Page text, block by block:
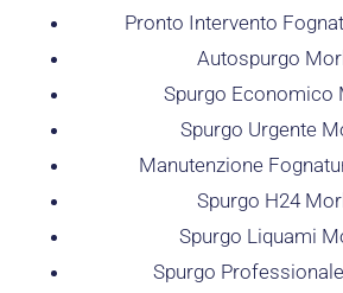
Pronto Intervento
Autospurgo
Spurgo Economico
Spurgo Urgente
Manutenzione
Spurgo H24
Spurgo Liquami
Spurgo